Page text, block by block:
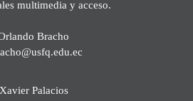
multimedia y acceso.
Bracho
Xavier Palacios